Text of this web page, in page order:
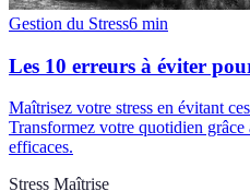
Gestion du Stress6 min
Les 10 erreurs à éviter
Maîtrisez votre stress en évitant
Transformez votre quotidien grâce
efficaces.
Stress Maîtrise